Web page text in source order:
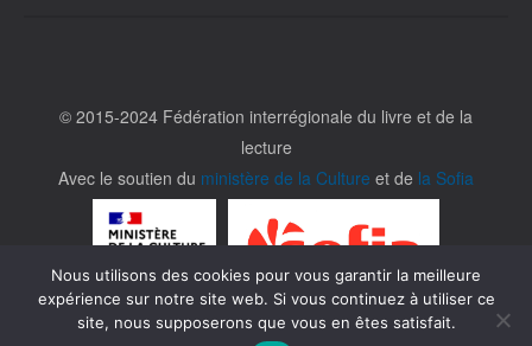
© 2015-2024 Fédération interrégionale du livre et de la
lecture
Avec le soutien du ministère de la Culture et de la Sofia
Nous utilisons des cookies pour vous garantir la meilleure
expérience sur notre site web. Si vous continuez à utiliser ce
site, nous supposerons que vous en êtes satisfait.